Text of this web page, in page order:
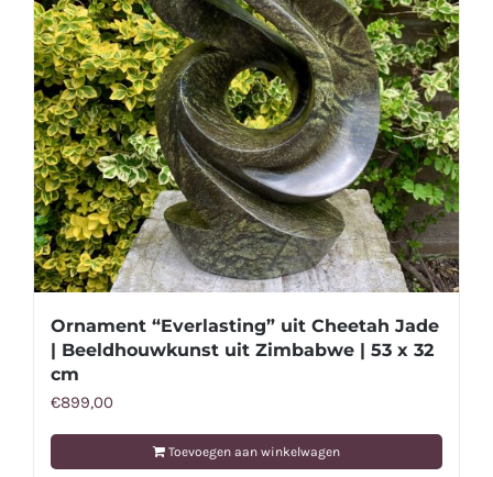
Ornament “Everlasting” uit Cheetah Jade
| Beeldhouwkunst uit Zimbabwe | 53 x 32
cm
€899,00
Toevoegen aan winkelwagen